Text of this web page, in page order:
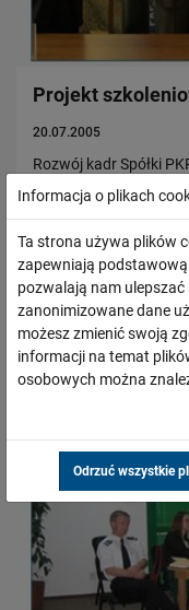
Projekt
20.07.2005
Rozwój kadr Spółki
środków Unii
Kolejowe S.A.
Funduszu
PRZECZYTAJ
Raport roczny
Obserwuj nas
Informacja o plikach
Ta strona używa plików
zapewniają
pozwalają nam
zanonimizowane dane
możesz zmienić swoją
informacji na temat
osobowych można
Odrzuć wszystkie